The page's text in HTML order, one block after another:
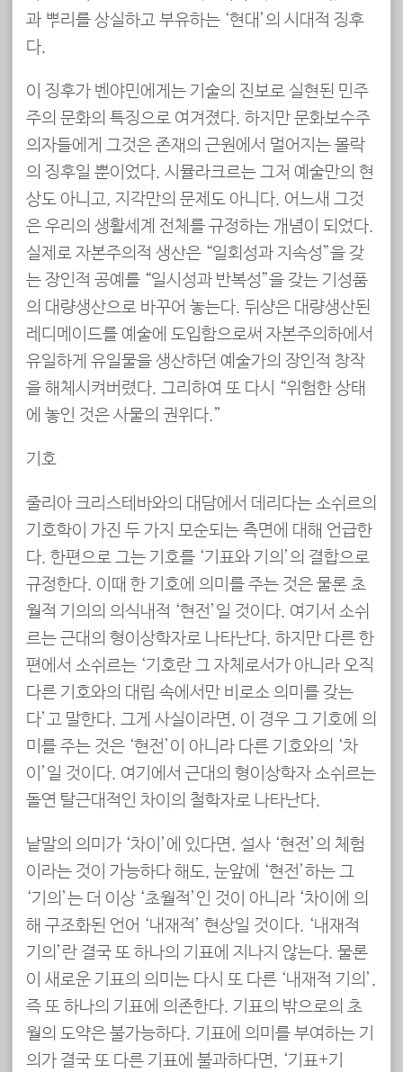
과 뿌리를 상실하고 부유하는 ‘현대’의 시대적 징후
다.
이 징후가 벤야민에게는 기술의 진보로 실현된 민주
주의 문화의 특징으로 여겨졌다. 하지만 문화보수주
의자들에게 그것은 존재의 근원에서 멀어지는 몰락
의 징후일 뿐이었다. 시뮬라크르는 그저 예술만의 현
상도 아니고, 지각만의 문제도 아니다. 어느새 그것
은 우리의 생활세계 전체를 규정하는 개념이 되었다.
실제로 자본주의적 생산은 “일회성과 지속성”을 갖
는 장인적 공예를 “일시성과 반복성”을 갖는 기성품
의 대량생산으로 바꾸어 놓는다. 뒤샹은 대량생산된
레디메이드를 예술에 도입함으로써 자본주의하에서
유일하게 유일물을 생산하던 예술가의 장인적 창작
을 해체시켜버렸다. 그리하여 또 다시 “위험한 상태
에 놓인 것은 사물의 권위다.”
기호
줄리아 크리스테바와의 대담에서 데리다는 소쉬르의
기호학이 가진 두 가지 모순되는 측면에 대해 언급한
다. 한편으로 그는 기호를 ‘기표와 기의’의 결합으로
규정한다. 이때 한 기호에 의미를 주는 것은 물론 초
월적 기의의 의식내적 ‘현전’일 것이다. 여기서 소쉬
르는 근대의 형이상학자로 나타난다. 하지만 다른 한
편에서 소쉬르는 ‘기호란 그 자체로서가 아니라 오직
다른 기호와의 대립 속에서만 비로소 의미를 갖는
다’고 말한다. 그게 사실이라면, 이 경우 그 기호에 의
미를 주는 것은 ‘현전’이 아니라 다른 기호와의 ‘차
이’일 것이다. 여기에서 근대의 형이상학자 소쉬르는
돌연 탈근대적인 차이의 철학자로 나타난다.
낱말의 의미가 ‘차이’에 있다면, 설사 ‘현전’의 체험
이라는 것이 가능하다 해도, 눈앞에 ‘현전’하는 그
‘기의’는 더 이상 ‘초월적’인 것이 아니라 ‘차이에 의
해 구조화된 언어 ‘내재적’ 현상일 것이다. ‘내재적
기의’란 결국 또 하나의 기표에 지나지 않는다. 물론
이 새로운 기표의 의미는 다시 또 다른 ‘내재적 기의’,
즉 또 하나의 기표에 의존한다. 기표의 밖으로의 초
월의 도약은 불가능하다. 기표에 의미를 부여하는 기
의가 결국 또 다른 기표에 불과하다면, ‘기표+기